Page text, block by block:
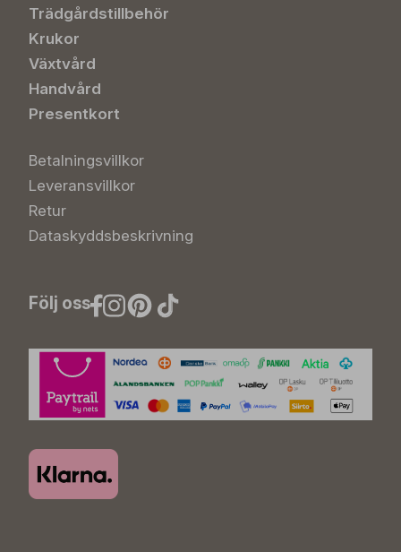
Trädgårdstillbehör
Krukor
Växtvård
Handvård
Presentkort
Betalningsvillkor
Leveransvillkor
Retur
Dataskyddsbeskrivning
Följ oss